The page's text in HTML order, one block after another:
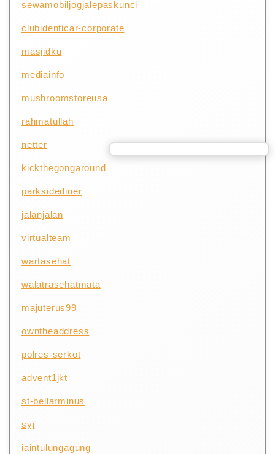
sewamobiljogjalepaskunci
clubidenticar-corporate
masjidku
mediainfo
mushroomstoreusa
rahmatullah
netter
kickthegongaround
parksidediner
jalanjalan
virtualteam
wartasehat
walatrasehatmata
majuterus99
owntheaddress
polres-serkot
advent1jkt
st-bellarminus
syj
iaintulungagung